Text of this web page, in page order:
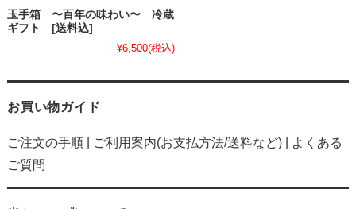
玉手箱 〜百年の味わい〜 冷蔵
ギフト [送料込]
¥6,500(税込)
お買い物ガイド
ご注文の手順| ご利用案内(お支払方法/送料など)|
よくある
ご質問